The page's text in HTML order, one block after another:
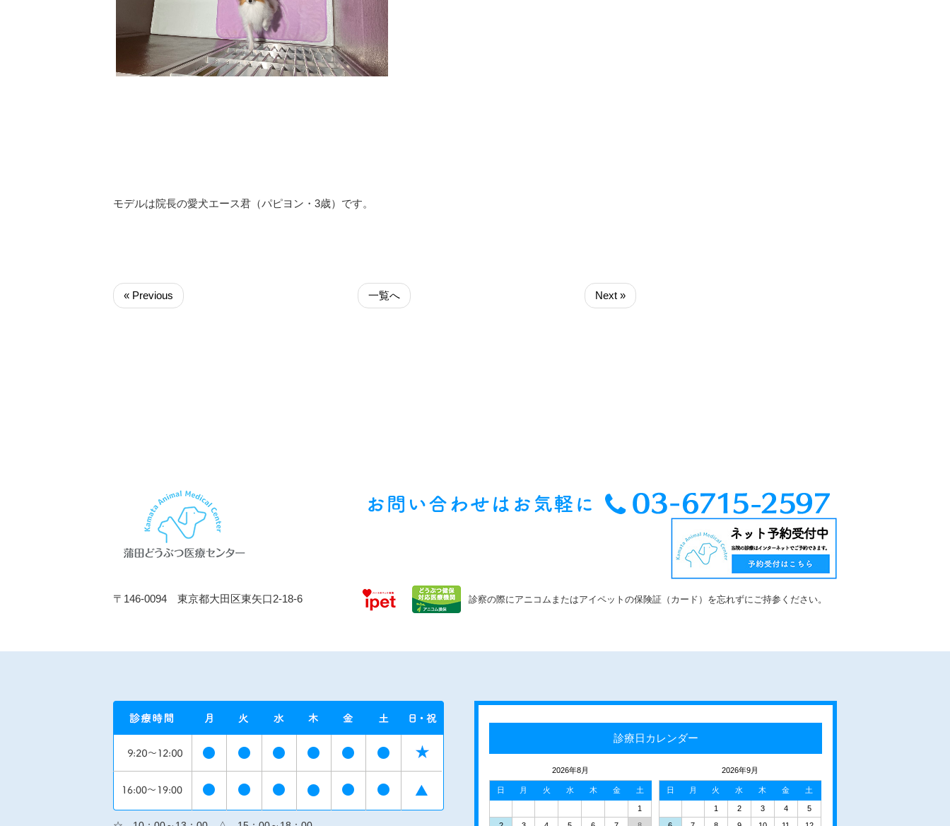
モデルは院長の愛犬エース君（パピヨン・3歳）です。
« Previous 一覧へ Next »
〒146-0094 東京都大田区東矢口2-18-6 診察の際にアニコムまたはアイペットの保険証（カード）を忘れずにご持参ください。
診療日カレンダー
2026年8月
日 月 火 水 木 金 土
1
2026年9月
日 月 火 水 木 金 土
1 2 3 4
5